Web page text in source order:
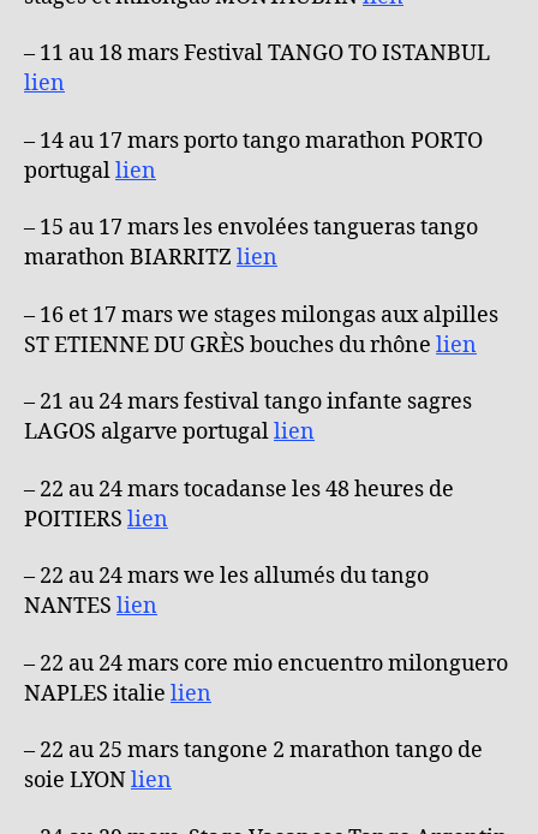
– 11 au 18 mars Festival TANGO TO ISTANBUL
lien
– 14 au 17 mars porto tango marathon PORTO
portugallien
– 15 au 17 mars les envolées tangueras tango
marathon BIARRITZ lien
– 16 et 17 mars we stages milongas aux alpilles
ST ETIENNE DU GRÈS bouches du rhône lien
– 21 au 24 mars festival tango infante sagres
LAGOS algarve portugallien
– 22 au 24 mars tocadanse les 48 heures de
POITIERS lien
– 22 au 24 mars we les allumés du tango
NANTES lien
– 22 au 24 mars core mio encuentro milonguero
NAPLES italie lien
– 22 au 25 mars tangone 2 marathon tango de
soie LYONlien